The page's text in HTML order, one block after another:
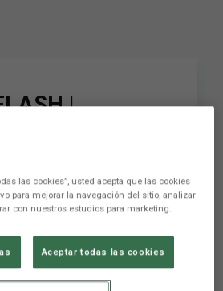
|
"Estoy
por los goles,
mi
con el
UD"
las cookies”, usted acepta que las cookies
para mejorar la navegación del sitio, analizar
con nuestros estudios para marketing.
Aceptar todas las cookies